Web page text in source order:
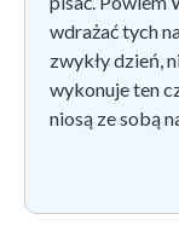
wdrażać tych
zwykły dzień,
wykonuje ten
niosą ze sobą